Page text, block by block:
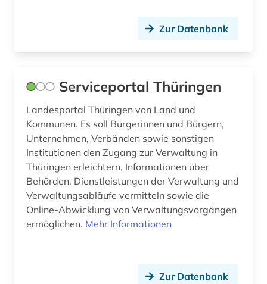
Zur Datenbank
Serviceportal Thüringen
Landesportal Thüringen von Land und
Kommunen. Es soll Bürgerinnen und Bürgern,
Unternehmen, Verbänden sowie sonstigen
Institutionen den Zugang zur Verwaltung in
Thüringen erleichtern, Informationen über
Behörden, Dienstleistungen der Verwaltung und
Verwaltungsabläufe vermitteln sowie die
Online-Abwicklung von Verwaltungsvorgängen
ermöglichen. Mehr Informationen
Zur Datenbank